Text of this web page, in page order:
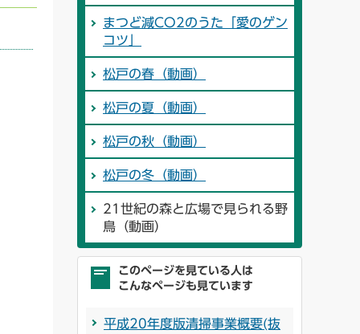
まつど減CO2のうた「愛のゲン
コツ」
松戸の春（動画）
松戸の夏（動画）
松戸の秋（動画）
松戸の冬（動画）
21世紀の森と広場で見られる野
鳥（動画）
このページを見ている人は
こんなページも見ています
平成20年度版清掃事業概要(抜